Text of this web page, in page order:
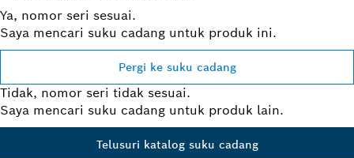
Ya, nomor seri sesuai.
Saya mencari suku cadang untuk produk ini.
Pergi ke suku cadang
Tidak, nomor seri tidak sesuai.
Saya mencari suku cadang untuk produk lain.
Telusuri katalog suku cadang